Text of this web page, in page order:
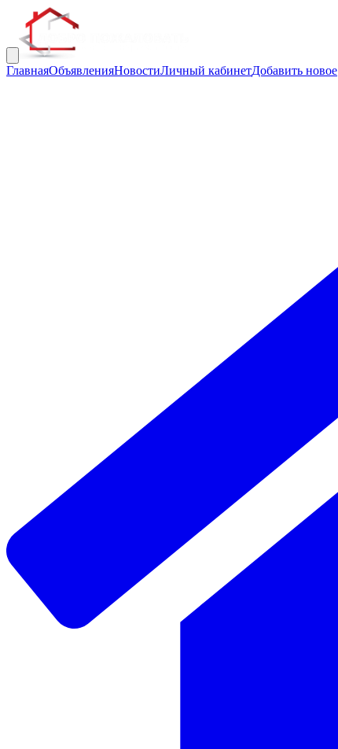
ГлавнаяОбъявленияНовостиЛичный кабинетДобавить новое